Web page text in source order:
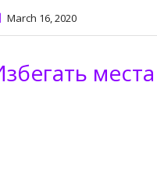
March 16, 2020